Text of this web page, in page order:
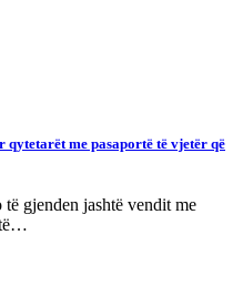
qytetarët me pasaportë të vjetër që
gjenden jashtë vendit me
të…